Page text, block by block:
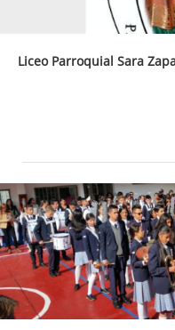
Liceo Parroquial Sara